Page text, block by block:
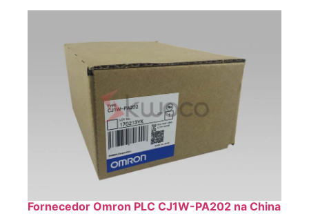
Fornecedor Omron PLC CJ1W-PA202 na China